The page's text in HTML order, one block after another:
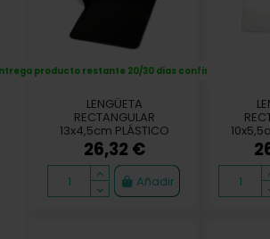
producto restante 20/30 dias confirmación
LENGÜETA
RECTANGULAR
13x4,5cm PLÁSTICO
NEGRO(100u)
26,32 €
Añadir